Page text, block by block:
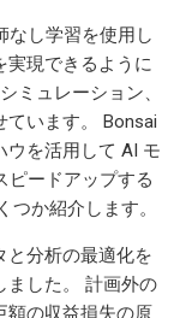
なし学習を使用し
実現できるように
ミュレーション、
ています。 Bonsai
ウを活用して AI モ
ピードアップする
か紹介します。
と分析の最適化を
ました。 計画外の
額の収益損失の原